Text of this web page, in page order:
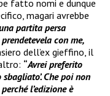
fatto nomi e dunque
magari avrebbe
partita persa
con me,
dell’ex gieffino, il
“Avrei preferito
Che poi non
l’edizione è